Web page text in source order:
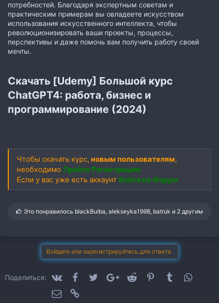
потребностей. Благодаря экспертным советам и
практическим примерам вы овладеете искусством
использования искусственного интеллекта, чтобы
революционизировать ваши проекты, процессы,
перспективы и даже помочь вам получить работу своей
мечты.
Скачать [Udemy] Большой курс
ChatGPT4: работа, бизнес и
программирование (2024)
Чтобы скачать курс, новым пользователям,
необходимо Пройти Регистрацию
Если у вас уже есть аккаунт Войти на Форум
С
Это понравилось blackBulba,alekseyka1998, batruk и 2 другим
Войдите или зарегистрируйтесь для ответа.
Поделиться: VK FacebookTwitterGoogle+Reddit PinterestTumblr
Электронная почта